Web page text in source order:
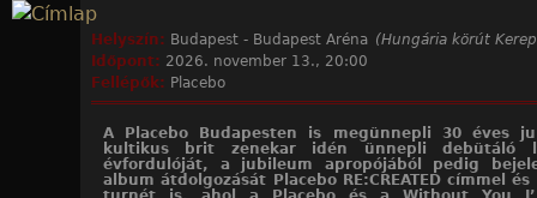
Helyszín: Budapest - Budapest Aréna (Hungária körút
Időpont: 2026. november 13., 20:00
Fellépők: Placebo
A Placebo Budapesten is megünnepli 30 éves
kultikus brit zenekar idén ünnepli debütáló
évfordulóját, a jubileum apropójából pedig
album átdolgozását Placebo RE:CREATED címmel